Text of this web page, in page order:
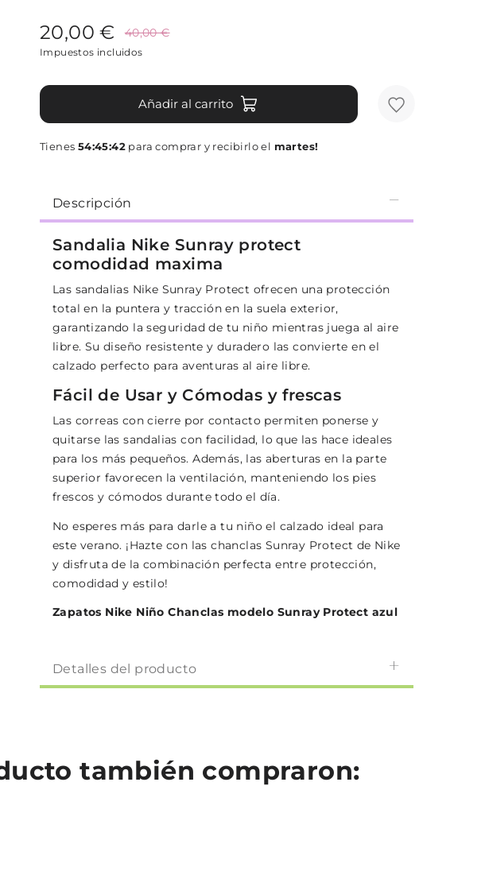
20,00 € 40,00 €
Impuestos incluidos
Añadir al carrito
Tienes 54:45:41para comprar y recibirlo el martes!
Descripción
Sandalia Nike Sunray protect
comodidad maxima
Las sandalias Nike Sunray Protect ofrecen una protección
total en la puntera y tracción en la suela exterior,
garantizando la seguridad de tu niño mientras juega al aire
libre. Su diseño resistente y duradero las convierte en el
calzado perfecto para aventuras al aire libre.
Fácil de Usar y Cómodas y frescas
Las correas con cierre por contacto permiten ponerse y
quitarse las sandalias con facilidad, lo que las hace ideales
para los más pequeños. Además, las aberturas en la parte
superior favorecen la ventilación, manteniendo los pies
frescos y cómodos durante todo el día.
No esperes más para darle a tu niño el calzado ideal para
este verano. ¡Hazte con las chanclas Sunray Protect de Nike
y disfruta de la combinación perfecta entre protección,
comodidad y estilo!
Zapatos Nike Niño Chanclas modelo Sunray Protect azul
Detalles del producto
también compraron: